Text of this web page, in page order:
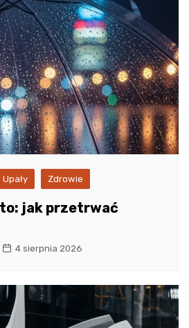
Upały Zdrowie
jak przetrwać
4 sierpnia 2026